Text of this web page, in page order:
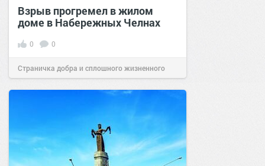
Взрыв прогремел в жилом
доме в Набережных Челнах
0 0
Страничка добра и сплошного жизненного
позитива!17:3425 окт 2021